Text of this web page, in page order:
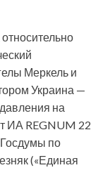
Меркель и
Украина —
на
ИА REGNUM 22
по
(«Единая